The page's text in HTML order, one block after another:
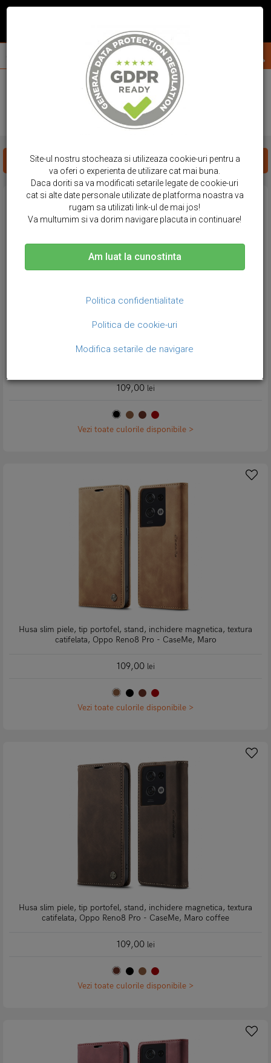
huse telefon oppo reno8 pro
HUSE OPPO - RENO8 PRO
FILTREAZA PRODUSE
Husa slim piele, tip portofel, stand, inchidere magnetica, textura
109,00lei
Vezi toate culorile disponibile >
Husa slim piele, tip portofel, stand, inchidere magnetica, textura
catifelata, Oppo Reno8 Pro - CaseMe, Maro
109,00lei
Vezi toate culorile disponibile >
Husa slim piele, tip portofel, stand, inchidere magnetica, textura
catifelata, Oppo Reno8 Pro - CaseMe, Maro coffee
109,00lei
Vezi toate culorile disponibile >
Site-ul nostru stocheaza si utilizeaza cookie-uri pentru a
va oferi o experienta de utilizare cat mai buna.
Daca doriti sa va modificati setarile legate de cookie-uri
cat si alte date personale utilizate de platforma noastra va
rugam sa utilizati link-ul de mai jos!
Va multumim si va dorim navigare placuta in continuare!
Am luat la cunostinta
Politica confidentialitate
Politica de cookie-uri
Modifica setarile de navigare